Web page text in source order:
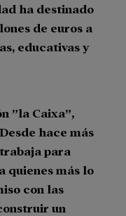
ha destinado
de euros a
educativas y
”la Caixa”,
hace más
para
quienes más lo
con las
un